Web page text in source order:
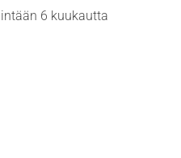
6 kuukautta